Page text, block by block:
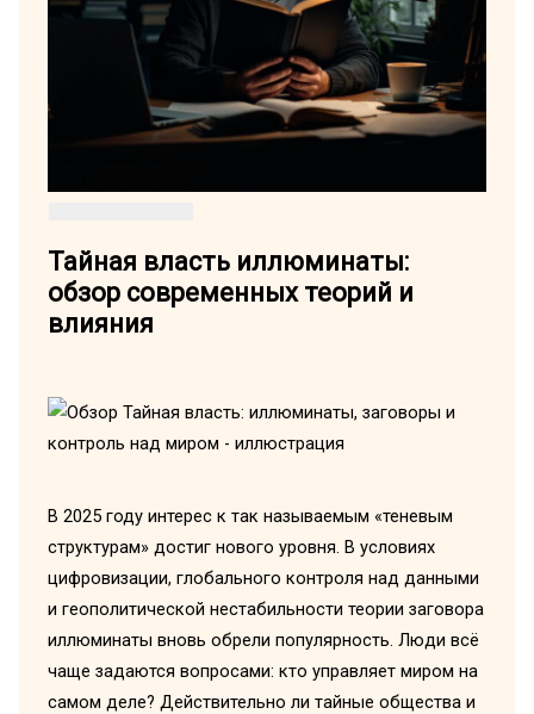
Тайная власть иллюминаты:
обзор современных теорий и
влияния
В 2025 году интерес к так называемым «теневым
структурам» достиг нового уровня. В условиях
цифровизации, глобального контроля над данными
и геополитической нестабильности теории заговора
иллюминаты вновь обрели популярность. Люди всё
чаще задаются вопросами: кто управляет миром на
самом деле? Действительно ли тайные общества и